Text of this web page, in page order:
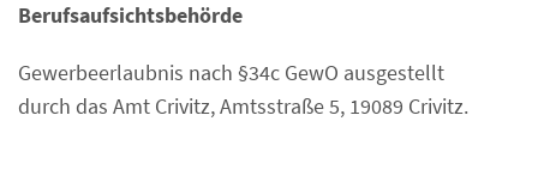
Berufsaufsichtsbehörde
Gewerbeerlaubnis nach §34c GewO ausgestellt
durch das Amt Crivitz, Amtsstraße 5, 19089 Crivitz.